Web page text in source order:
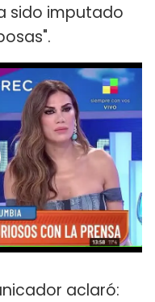
sido imputado
aclaró: